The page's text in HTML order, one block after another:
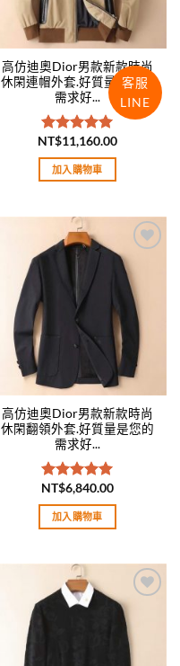
高仿迪奧Dior男款新款時尚
休閑連帽外套.好質量是您的
需求好...
評分5.00
滿分 5
NT$11,160.00
加入購物車
Add to
wishlist
高仿迪奧Dior男款新款時尚
休閑翻領外套.好質量是您的
需求好...
評分5.00
滿分 5
NT$6,840.00
加入購物車
Add to
wishlist
客服
LINE